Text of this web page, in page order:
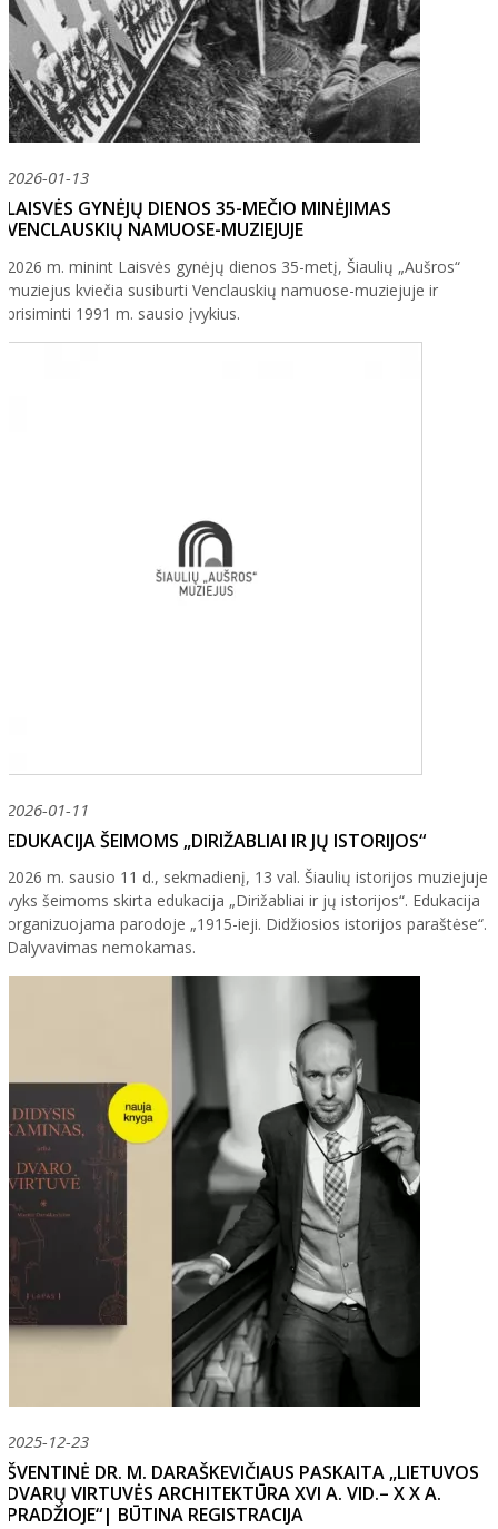
2026-01-13
LAISVĖS GYNĖJŲ DIENOS 35-MEČIO MINĖJIMAS
VENCLAUSKIŲ NAMUOSE-MUZIEJUJE
2026 m. minint Laisvės gynėjų dienos 35-metį, Šiaulių „Aušros“
muziejus kviečia susiburti Venclauskių namuose-muziejuje ir
prisiminti 1991 m. sausio įvykius.
2026-01-11
EDUKACIJA ŠEIMOMS „DIRIŽABLIAI IR JŲ ISTORIJOS“
2026 m. sausio 11 d., sekmadienį, 13 val. Šiaulių istorijos muziejuje
vyks šeimoms skirta edukacija „Dirižabliai ir jų istorijos“. Edukacija
organizuojama parodoje „1915-ieji. Didžiosios istorijos paraštėse“.
Dalyvavimas nemokamas.
2025-12-23
ŠVENTINĖ DR. M. DARAŠKEVIČIAUS PASKAITA „LIETUVOS
DVARŲ VIRTUVĖS ARCHITEKTŪRA XVI A. VID.– X X A.
PRADŽIOJE“| BŪTINA REGISTRACIJA